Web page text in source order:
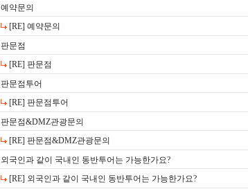
예약문의
[RE] 예약문의
판문점
[RE] 판문점
판문점투어
[RE] 판문점투어
판문점&DMZ관광문의
[RE] 판문점&DMZ관광문의
외국인과 같이 국내인 동반투어는 가능한가요?
[RE] 외국인과 같이 국내인 동반투어는 가능한가요?